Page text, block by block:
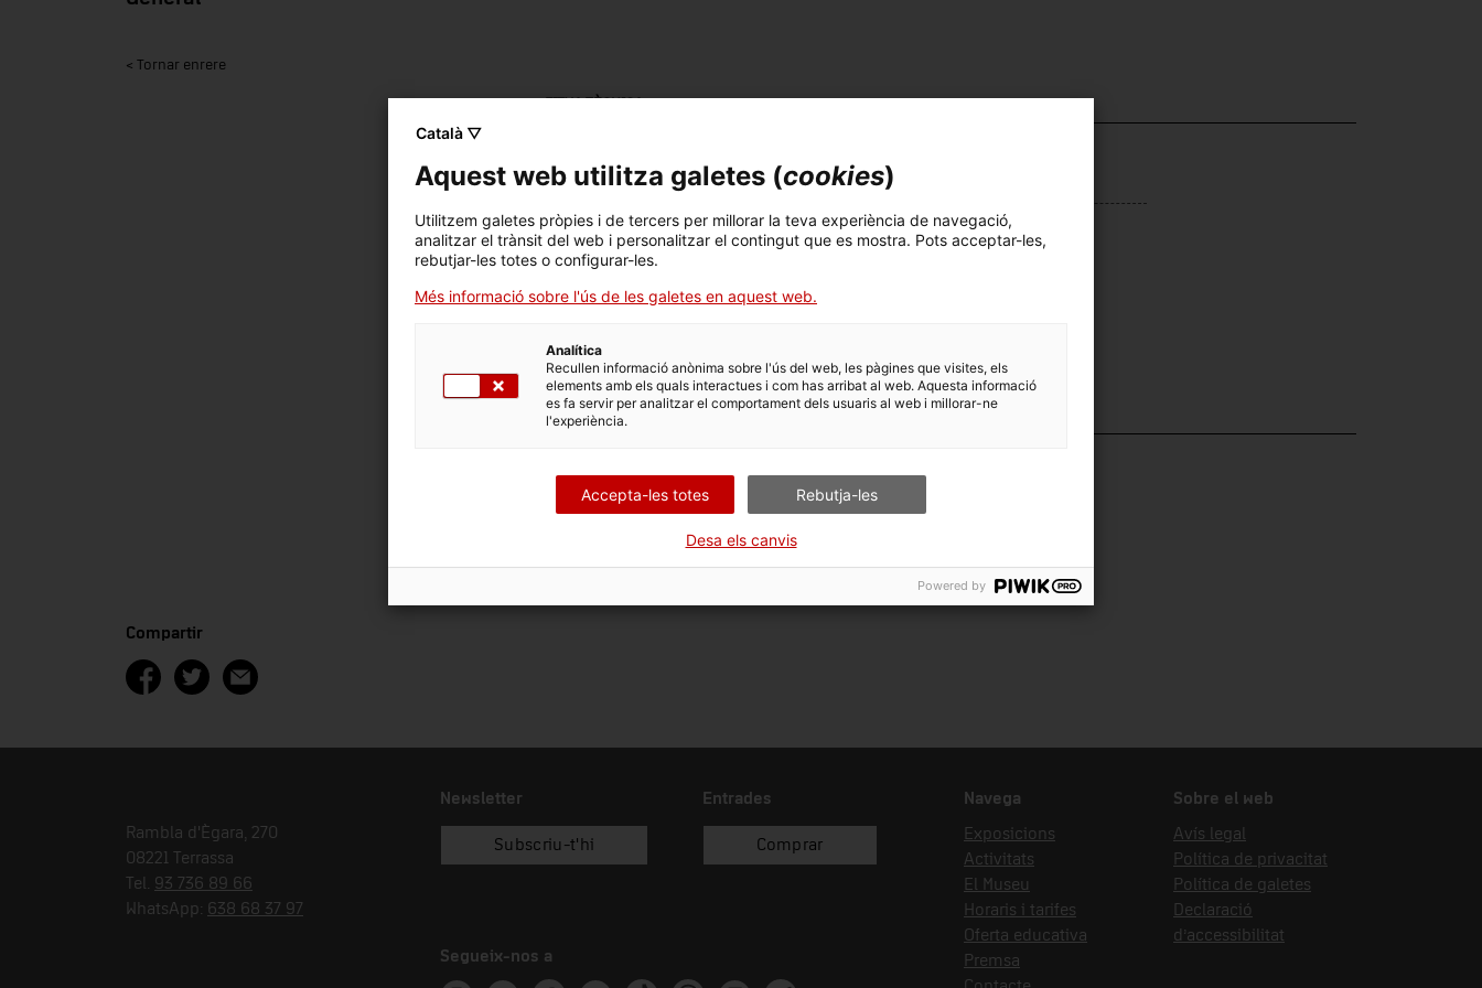
< Tornar enrere
accessoris pescara
Número d'inventari
18359.6
Datació
1930-1932
Lloc de fabricació
Barcelona
Material
DADES DEL MUSEU
General
18/12/2024
Forma d'ingrés
compra
Compartir
Rambla d'Ègara, 270
08221 Terrassa
Tel. 93 736 89 66
WhatsApp: 638 68 37 97
Newsletter
Subscriu-t'hi
Entrades
Comprar
Segueix-nos a
Navega
Exposicions
Activitats
El Museu
Horaris i tarifes
Oferta educativa
Premsa
Sobre el web
Avís legal
Política de privacitat
Política de galetes
Declaració
d’accessibilitat
Català ▽
Aquest web utilitza galetes (cookies)
Utilitzem galetes pròpies i de tercers per millorar la teva experiència de navegació,
analitzar el trànsit del web i personalitzar el contingut que es mostra. Pots acceptar-les,
rebutjar-les totes o configurar-les.
Més informació sobre l'ús de les galetes en aquest web.
Analítica
Recullen informació anònima sobre l'ús del web, les pàgines que visites, els
elements amb els quals interactues i com has arribat al web. Aquesta informació
es fa servir per analitzar el comportament dels usuaris al web i millorar-ne
l'experiència.
Accepta-les totes Rebutja-les
Desa els canvis
Powered by